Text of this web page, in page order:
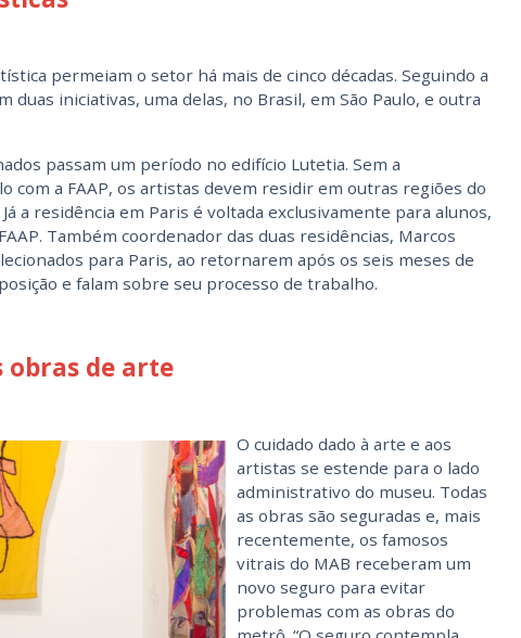
permeiam o setor há mais de cinco décadas. Seguindo a
duas iniciativas, uma delas, no Brasil, em São Paulo, e outra
passam um período no edifício Lutetia. Sem a
com a FAAP, os artistas devem residir em outras regiões do
a residência em Paris é voltada exclusivamente para alunos,
Também coordenador das duas residências, Marcos
para Paris, ao retornarem após os seis meses de
e falam sobre seu processo de trabalho.
obras de arte
O cuidado dado à arte e aos
artistas se estende para o lado
administrativo do museu. Todas
as obras são seguradas e, mais
recentemente, os famosos
vitrais do MAB receberam um
novo seguro para evitar
problemas com as obras do